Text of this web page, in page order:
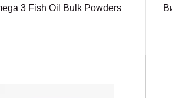
3 Fish Oil Bulk Powders